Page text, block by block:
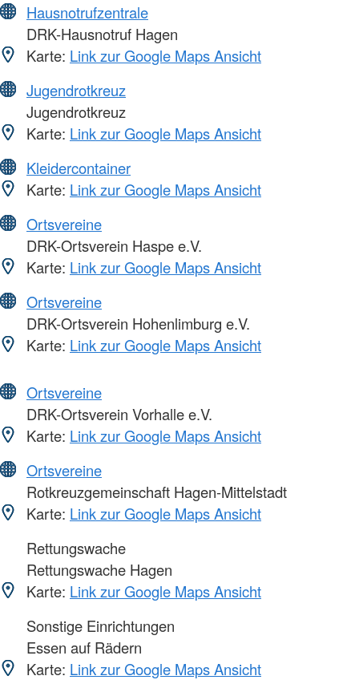
Hausnotrufzentrale
DRK-Hausnotruf Hagen
Karte: Link zur Google Maps Ansicht
Jugendrotkreuz
Jugendrotkreuz
Karte: Link zur Google Maps Ansicht
Kleidercontainer
Karte: Link zur Google Maps Ansicht
Ortsvereine
DRK-Ortsverein Haspe e.V.
Karte: Link zur Google Maps Ansicht
Ortsvereine
DRK-Ortsverein Hohenlimburg e.V.
Karte: Link zur Google Maps Ansicht
Ortsvereine
DRK-Ortsverein Vorhalle e.V.
Karte: Link zur Google Maps Ansicht
Ortsvereine
Rotkreuzgemeinschaft Hagen-Mittelstadt
Karte: Link zur Google Maps Ansicht
Rettungswache
Rettungswache Hagen
Karte: Link zur Google Maps Ansicht
Sonstige Einrichtungen
Essen auf Rädern
Karte: Link zur Google Maps Ansicht